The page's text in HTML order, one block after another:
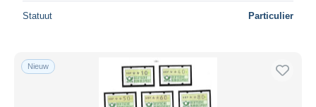
Statuut Particulier
Nieuw